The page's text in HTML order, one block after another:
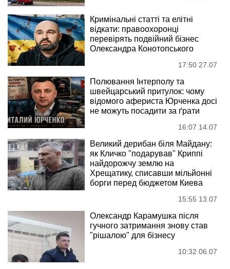
Кримінальні статті та елітні
відкати: правоохоронці
перевірять подвійний бізнес
Олександра Конотопського
17:50 27.07
Полювання Інтерполу та
швейцарський притулок: чому
відомого афериста Юрченка досі
не можуть посадити за ґрати
16:07 14.07
Великий дерибан біля Майдану:
як Кличко "подарував" Криппі
найдорожчу землю на
Хрещатику, списавши мільйонні
борги перед бюджетом Киева
15:55 13.07
Олександр Карамушка після
гучного затримання знову став
"рішалою" для бізнесу
10:32 06.07